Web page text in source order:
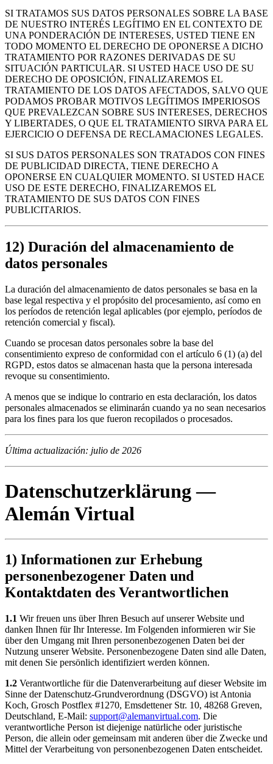
SI TRATAMOS SUS DATOS PERSONALES SOBRE LA BASE
DE NUESTRO INTERÉS LEGÍTIMO EN EL CONTEXTO DE
UNA PONDERACIÓN DE INTERESES, USTED TIENE EN
TODO MOMENTO EL DERECHO DE OPONERSE A DICHO
TRATAMIENTO POR RAZONES DERIVADAS DE SU
SITUACIÓN PARTICULAR. SI USTED HACE USO DE SU
DERECHO DE OPOSICIÓN, FINALIZAREMOS EL
TRATAMIENTO DE LOS DATOS AFECTADOS, SALVO QUE
PODAMOS PROBAR MOTIVOS LEGÍTIMOS IMPERIOSOS
QUE PREVALEZCAN SOBRE SUS INTERESES, DERECHOS
Y LIBERTADES, O QUE EL TRATAMIENTO SIRVA PARA EL
EJERCICIO O DEFENSA DE RECLAMACIONES LEGALES.
SI SUS DATOS PERSONALES SON TRATADOS CON FINES
DE PUBLICIDAD DIRECTA, TIENE DERECHO A
OPONERSE EN CUALQUIER MOMENTO. SI USTED HACE
USO DE ESTE DERECHO, FINALIZAREMOS EL
TRATAMIENTO DE SUS DATOS CON FINES
PUBLICITARIOS.
12) Duración del almacenamiento de
datos personales
La duración del almacenamiento de datos personales se basa en la
base legal respectiva y el propósito del procesamiento, así como en
los períodos de retención legal aplicables (por ejemplo, períodos de
retención comercial y fiscal).
Cuando se procesan datos personales sobre la base del
consentimiento expreso de conformidad con el artículo 6 (1) (a) del
RGPD, estos datos se almacenan hasta que la persona interesada
revoque su consentimiento.
A menos que se indique lo contrario en esta declaración, los datos
personales almacenados se eliminarán cuando ya no sean necesarios
para los fines para los que fueron recopilados o procesados.
Última actualización: julio de 2026
Datenschutzerklärung —
Alemán Virtual
1) Informationen zur Erhebung
personenbezogener Daten und
Kontaktdaten des Verantwortlichen
1.1 Wir freuen uns über Ihren Besuch auf unserer Website und
danken Ihnen für Ihr Interesse. Im Folgenden informieren wir Sie
über den Umgang mit Ihren personenbezogenen Daten bei der
Nutzung unserer Website. Personenbezogene Daten sind alle Daten,
mit denen Sie persönlich identifiziert werden können.
1.2 Verantwortliche für die Datenverarbeitung auf dieser Website im
Sinne der Datenschutz-Grundverordnung (DSGVO) ist Antonia
Koch, Grosch Postflex #1270, Emsdettener Str. 10, 48268 Greven,
Deutschland, E-Mail: support@alemanvirtual.com. Die
verantwortliche Person ist diejenige natürliche oder juristische
Person, die allein oder gemeinsam mit anderen über die Zwecke und
Mittel der Verarbeitung von personenbezogenen Daten entscheidet.